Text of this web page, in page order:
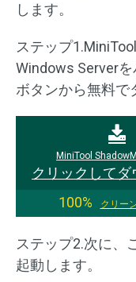
します。
ステップ
Windows Server
ボタンから無料で
MiniTool
クリックしてダ
100%
クリー
ステップ2.次に、
起動します。